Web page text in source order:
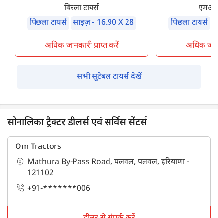
बिरला टायर्स
पिछला टायर्स
साइज़ - 16.90 X 28
अधिक जानकारी प्राप्त करें
पिछला टायर्स
अधिक
सभी सूटेबल टायर्स देखें
सोनालिका ट्रैक्टर डीलर्स एवं सर्विस सेंटर्स
Om Tractors
Mathura By-Pass Road, पलवल, पलवल, हरियाणा -
121102
+91-*******006